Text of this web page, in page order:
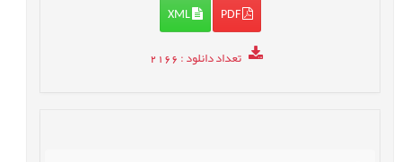
PDF
XML
تعداد دانلود: 2166